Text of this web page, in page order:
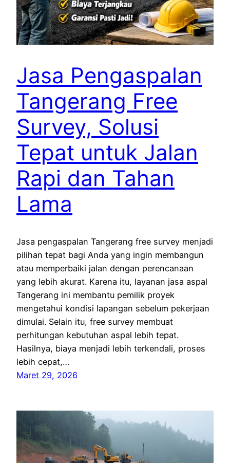
Jasa Pengaspalan
Tangerang Free
Survey, Solusi
Tepat untuk Jalan
Rapi dan Tahan
Lama
Jasa pengaspalan Tangerang free survey menjadi
pilihan tepat bagi Anda yang ingin membangun
atau memperbaiki jalan dengan perencanaan
yang lebih akurat. Karena itu, layanan jasa aspal
Tangerang ini membantu pemilik proyek
mengetahui kondisi lapangan sebelum pekerjaan
dimulai. Selain itu, free survey membuat
perhitungan kebutuhan aspal lebih tepat.
Hasilnya, biaya menjadi lebih terkendali, proses
lebih cepat,…
Maret 29, 2026